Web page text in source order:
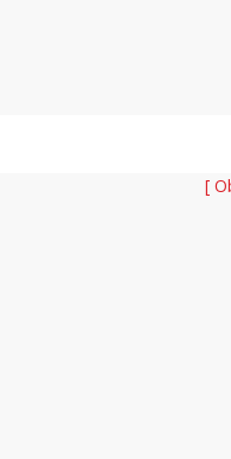
[